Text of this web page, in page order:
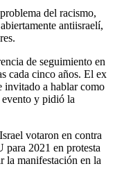
del racismo,
antiisraelí,
de seguimiento en
cada cinco años. El ex
invitado a hablar como
y pidió la
votaron en contra
para 2021 en protesta
la manifestación en la